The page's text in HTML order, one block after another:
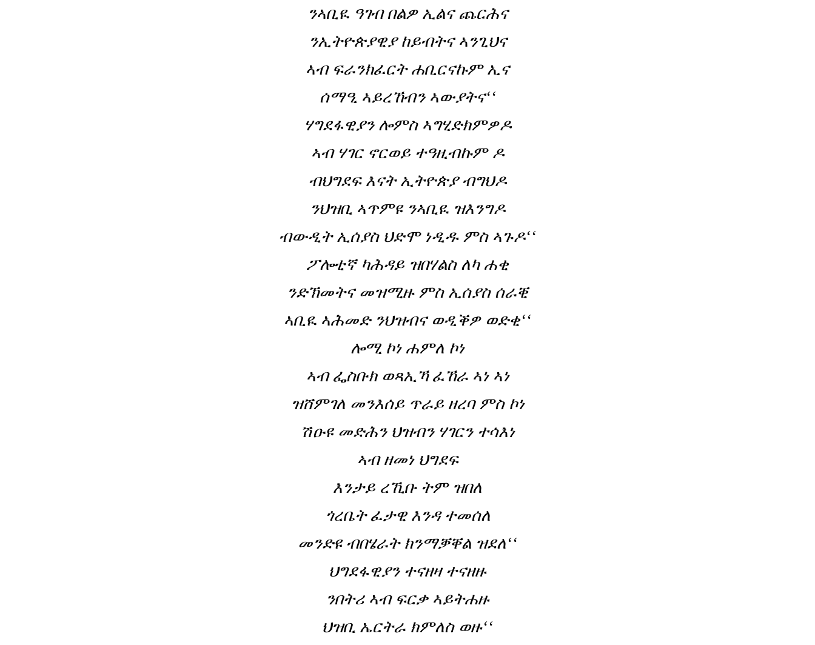
ንኣቢዪ ዓገብ በልዎ ኢልና ጨርሕና
ንኢትዮጵያዊያ ከይብትና ኣንጊህና
ኣብ ፍራንክፈርት ሐቢርናኩም ኢና
ሰማዒ ኣይረኸብን ኣውያትና‘‘
ሃግደፋዊያን ሎምስ ኣግሂድክምዎዶ
ኣብ ሃገር ኖርወይ ተዓዚብኩም ዶ
ብህግደፍ እናት ኢትዮጵያ ብግህዶ
ንህዝቢ ኣጥምዩ ንኣቢዪ ዝእንግዶ
ብውዲት ኢሰያስ ህድሞ ነዲዱ ምስ ኣጉዶ‘‘
ፖሎቲኛ ካሕዳይ ዝበሃልስ ለካ ሐቂ
ንድኽመትና መዝሚዙ ምስ ኢሰያስ ሰራቒ
ኣቢዪ ኣሕመድ ንህዝብና ወዲቕዎ ወድቂ‘‘
ሎሚ ኮነ ሐምለ ኮነ
ኣብ ፌስቡክ ወጻኢኻ ፈኸራ ኣነ ኣነ
ዝሸምገለ መንእሰይ ጥራይ ዘረባ ምስ ኮነ
ሽዑዩ መድሕን ህዝብን ሃገርን ተሳእነ
ኣብ ዘመነ ህግደፍ
እንታይ ረኺቡ ትም ዝበለ
ጎረቤት ፈታዊ እንዳ ተመሰለ
መንድዩ ብበሄራት ክንማቓቐል ዝደለ‘‘
ህግደፋዊያን ተናዘዛ ተናዘዙ
ንበትሪ ኣብ ፍርቃ ኣይትሐዙ
ህዝቢ ኤርትራ ክምለስ ወዙ‘‘